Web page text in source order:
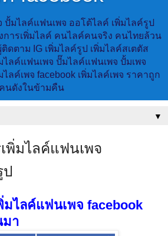
ปั้มไลค์แฟนเพจ ออโต้ไลค์ เพิ่มไลค์รูป
การเพิ่มไลค์ คนไลค์คนจริง คนไทยล้วน
ดตาม IG เพิ่มไลค์รูป เพิ่มไลค์สเตตัส
ลค์แฟนเพจ ปั๊มไลค์แฟนเพจ ปั้มเพจ
ไลค์เพจ facebook เพิ่มไลค์เพจ ราคาถูก
นดังในข้ามคืน
▼
พิ่มไลค์แฟนเพจ
ป
มไลค์แฟนเพจ facebook
มา